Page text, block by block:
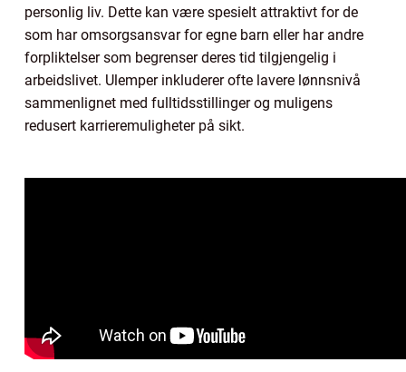
personlig liv. Dette kan være spesielt attraktivt for de
som har omsorgsansvar for egne barn eller har andre
forpliktelser som begrenser deres tid tilgjengelig i
arbeidslivet. Ulemper inkluderer ofte lavere lønnsnivå
sammenlignet med fulltidsstillinger og muligens
redusert karrieremuligheter på sikt.